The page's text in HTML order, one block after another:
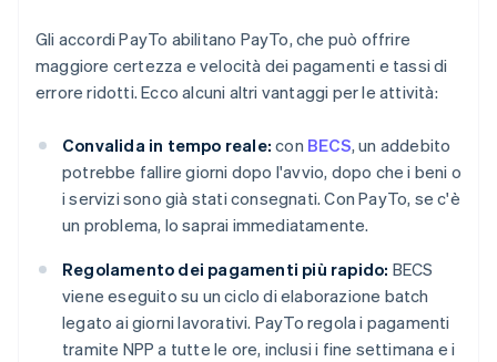
Gli accordi PayTo abilitano PayTo, che può offrire
maggiore certezza e velocità dei pagamenti e tassi di
errore ridotti. Ecco alcuni altri vantaggi per le attività:
Convalida in tempo reale: con BECS, un addebito
potrebbe fallire giorni dopo l'avvio, dopo che i beni o
i servizi sono già stati consegnati. Con PayTo, se c'è
un problema, lo saprai immediatamente.
Regolamento dei pagamenti più rapido: BECS
viene eseguito su un ciclo di elaborazione batch
legato ai giorni lavorativi. PayTo regola i pagamenti
tramite NPP a tutte le ore, inclusi i fine settimana e i